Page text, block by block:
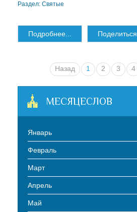
Раздел: Святые
Подробнее... Поделиться
Назад 1 2 3 4
МЕСЯЦЕСЛОВ
Январь
Февраль
Март
Апрель
Май